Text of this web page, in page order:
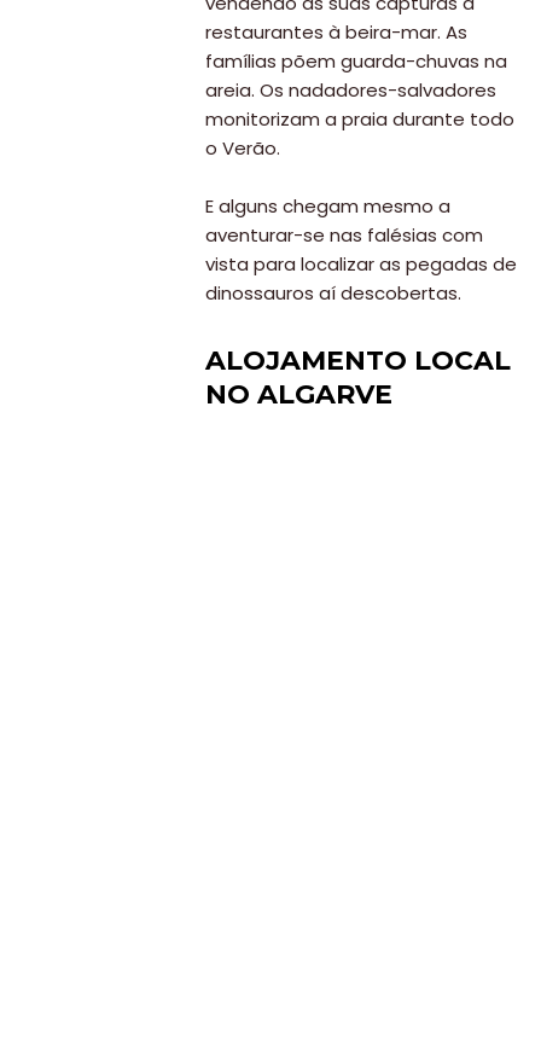
restaurantes à beira-mar. As
famílias põem guarda-chuvas na
areia. Os nadadores-salvadores
monitorizam a praia durante todo
o Verão.
E alguns chegam mesmo a
aventurar-se nas falésias com
vista para localizar as pegadas de
dinossauros aí descobertas.
ALOJAMENTO LOCAL
NO ALGARVE